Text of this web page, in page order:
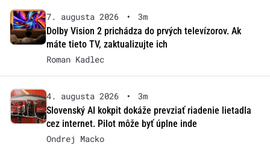
7. augusta 2026 •
3m
Dolby Vision 2 prichádza do prvých televízorov. Ak
máte tieto TV, zaktualizujte ich
Roman Kadlec
4. augusta 2026 •
3m
Slovenský AI kokpit dokáže prevziať riadenie lietadla
cez internet. Pilot môže byť úplne inde
Ondrej Macko